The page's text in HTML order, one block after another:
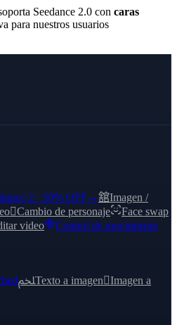
Seedance 2.0 concaras
para nuestros usuarios
2 · 50% OFF→舘Imagen /
Cambio de personaje
Face swap
video
Control de movimiento
ﶅTexto a imagenImagen a